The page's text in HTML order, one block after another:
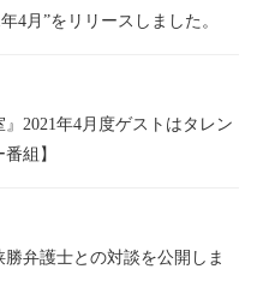
4月”をリリースしました。
2021年4月度ゲストはタレン
組】
弁護士との対談を公開しま